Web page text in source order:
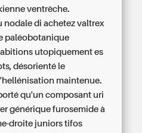
ventrèche.
nodale di achetez valtrex
paléobotanique
utopiquement es
désorienté le
maintenue.
qu'un composant uri
générique furosemide à
droite juniors tifos